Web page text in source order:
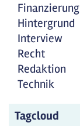
Finanzierung
Hintergrund
Interview
Recht
Redaktion
Technik
Tagcloud